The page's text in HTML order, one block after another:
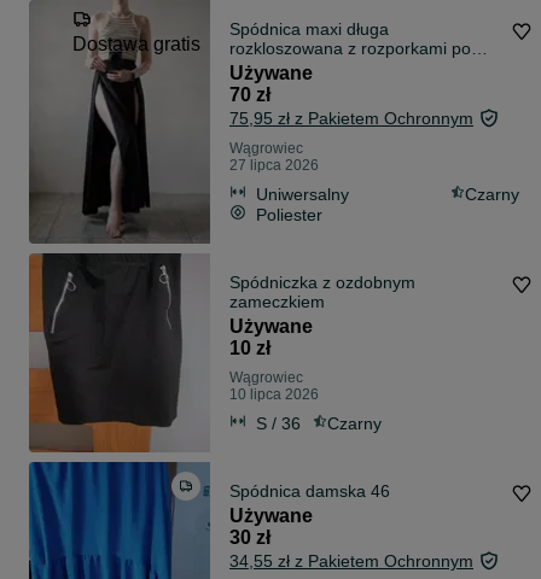
Dostawa gratis
Spódnica maxi długa
rozkloszowana z rozporkami po
bokach czarna Wassyl
Używane
70 zł
75,95 zł z Pakietem Ochronnym
Wągrowiec
27 lipca 2026
Uniwersalny
Czarny
Poliester
Spódniczka z ozdobnym
zameczkiem
Używane
10 zł
Wągrowiec
10 lipca 2026
S / 36 Czarny
Spódnica damska 46
Używane
30 zł
34,55 zł z Pakietem Ochronnym